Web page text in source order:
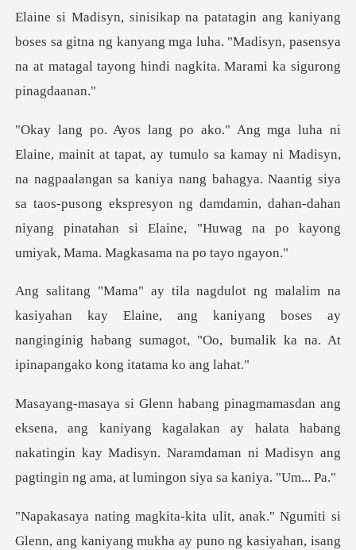
ikap na patatagin ang kaniyang
boses sa gitna ng kanyang mga luha. "Madisyn,
isyn,
na nagpaalangan sa kaniya nang bahagya. Naantig siya
sa taos-pusong ekspresyon ng damdamin, da
ay Elaine, ang kaniyang boses ay
nanginginig habang sumagot, "
ng kagalakan ay halata habang
nakatingin kay Madisyn. Naramdaman ni
g mukha ay puno ng kasiyahan, isang